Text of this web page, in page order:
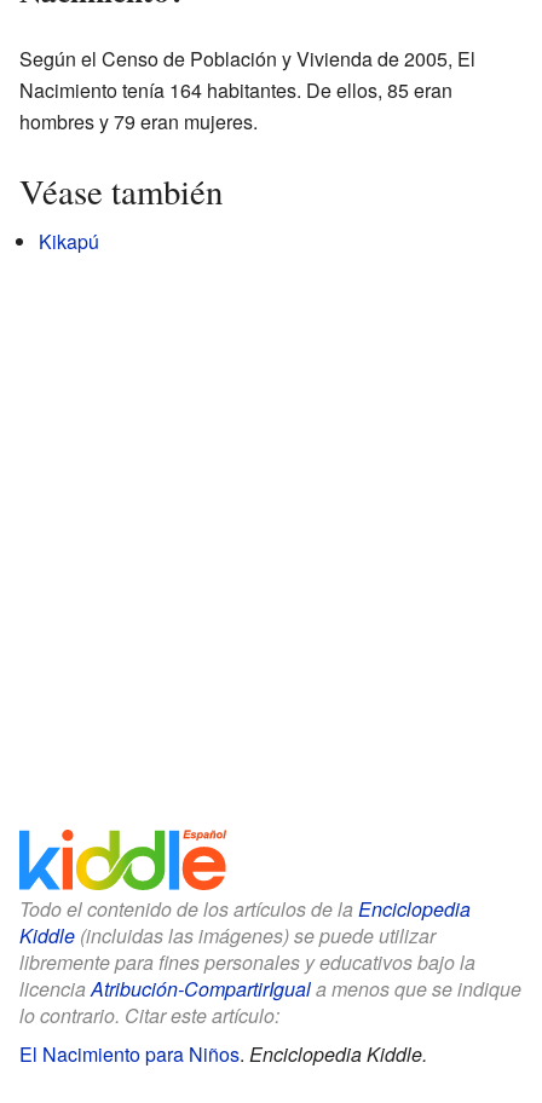
Según el Censo de Población y Vivienda de 2005, El
Nacimiento tenía 164 habitantes. De ellos, 85 eran
hombres y 79 eran mujeres.
Véase también
Kikapú
Todo el contenido de los artículos de la Enciclopedia
Kiddle (incluidas las imágenes) se puede utilizar
libremente para fines personales y educativos bajo la
licenciaAtribución-CompartirIguala menos que se indique
lo contrario. Citar este artículo:
El Nacimiento para Niños. Enciclopedia Kiddle.